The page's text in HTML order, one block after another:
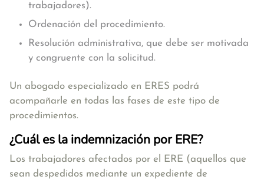
trabajadores).
Ordenación del procedimiento.
Resolución administrativa, que debe ser motivada
y congruente con la solicitud.
Un abogado especializado en ERES podrá
acompañarle en todas las fases de este tipo de
procedimientos.
¿Cuál es la indemnización por ERE?
Los trabajadores afectados por el ERE (aquellos que
sean despedidos mediante un expediente de